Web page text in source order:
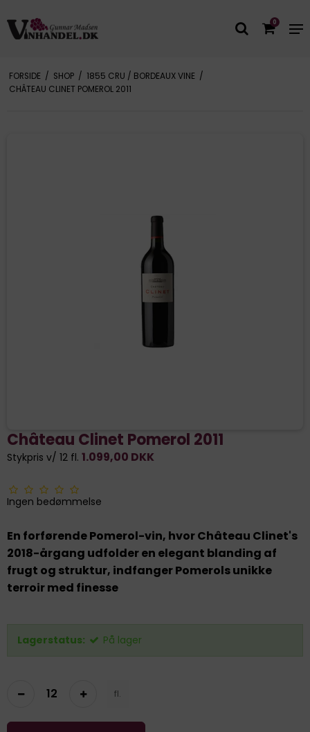
0
FORSIDE / SHOP / 1855 CRU / BORDEAUX VINE /
CHÂTEAU CLINET POMEROL 2011
Château Clinet Pomerol 2011
Stykpris v/ 12 fl. 1.099,00 DKK
Ingen bedømmelse
En forførende Pomerol-vin, hvor Château Clinet's
2018-årgang udfolder en elegant blanding af
frugt og struktur, indfanger Pomerols unikke
terroir med finesse
Lagerstatus: På lager
fl.